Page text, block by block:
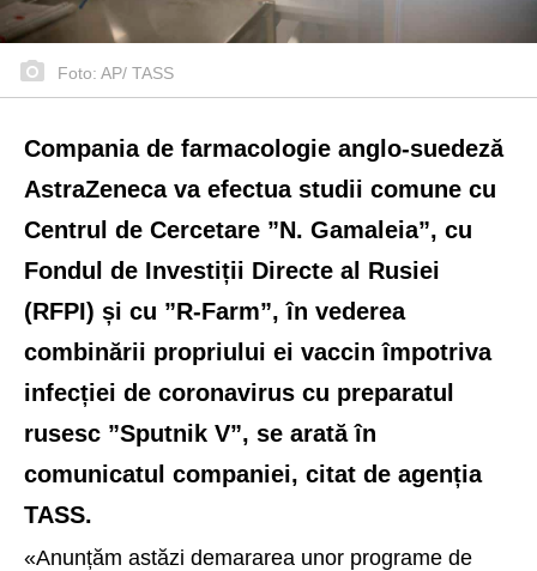
Foto: AP/ TASS
Compania de farmacologie anglo-suedeză
AstraZeneca va efectua studii comune cu
Centrul de Cercetare ”N. Gamaleia”, cu
Fondul de Investiții Directe al Rusiei
(RFPI) și cu ”R-Farm”, în vederea
combinării propriului ei vaccin împotriva
infecției de coronavirus cu preparatul
rusesc ”Sputnik V”, se arată în
comunicatul companiei, citat de agenția
TASS.
«Anunțăm astăzi demararea unor programe de